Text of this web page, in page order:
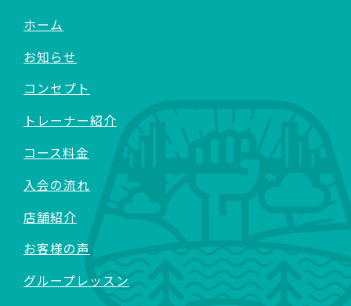
ホーム
お知らせ
コンセプト
トレーナー紹介
コース料金
入会の流れ
店舗紹介
お客様の声
グループレッスン